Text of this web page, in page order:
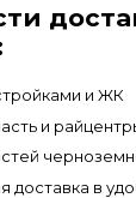
и ЖК
и
доставка в